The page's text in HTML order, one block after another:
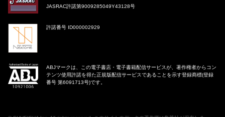
JASRAC許諾第9009285049Y43128号
許諾番号 ID000002929
ABJマークは、この電子書店・電子書籍配信サービスが、著作権者からコン
テンツ使用許諾を得た正規版配信サービスであることを示す登録商標(登録
番号 第6091713号)です。